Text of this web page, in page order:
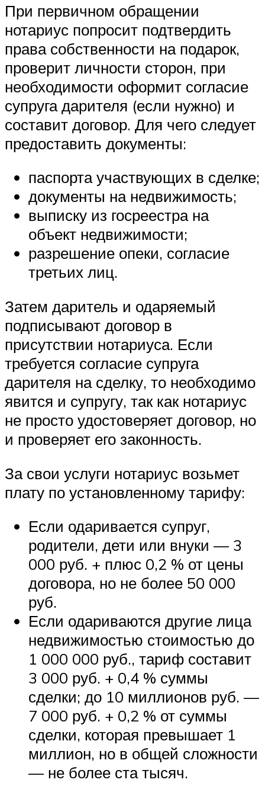
При первичном обращении
нотариус попросит подтвердить
права собственности на подарок,
проверит личности сторон, при
необходимости оформит согласие
супруга дарителя (если нужно) и
составит договор. Для чего следует
предоставить документы:
паспорта участвующих в сделке;
документы на недвижимость;
выписку из госреестра на
объект недвижимости;
разрешение опеки, согласие
третьих лиц.
Затем даритель и одаряемый
подписывают договор в
присутствии нотариуса. Если
требуется согласие супруга
дарителя на сделку, то необходимо
явится и супругу, так как нотариус
не просто удостоверяет договор, но
и проверяет его законность.
За свои услуги нотариус возьмет
плату по установленному тарифу:
Если одаривается супруг,
родители, дети или внуки — 3
000 руб. + плюс 0,2 % от цены
договора, но не более 50 000
руб.
Если одариваются другие лица
недвижимостью стоимостью до
1 000 000 руб., тариф составит
3 000 руб. + 0,4 % суммы
сделки; до 10 миллионов руб. —
7 000 руб. + 0,2 % от суммы
сделки, которая превышает 1
миллион, но в общей сложности
— не более ста тысяч.